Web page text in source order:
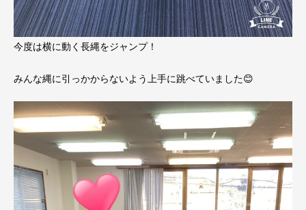
今度は横に動く長縄をジャンプ！
みんな縄に引っかからないよう上手に跳べていました😊